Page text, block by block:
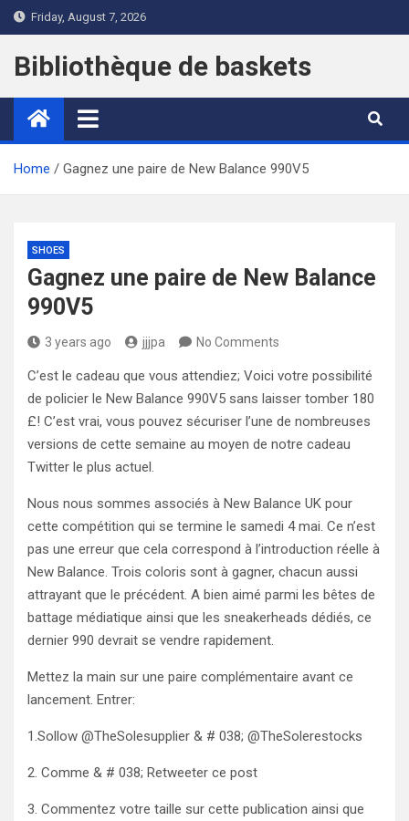
Skip
to
content
Friday, August 7, 2026
Bibliothèque de baskets
Home Gagnez une paire de New Balance 990V5
SHOES
Gagnez une paire de New Balance
990V5
3 years ago jjjpa No Comments
C’est le cadeau que vous attendiez; Voici votre possibilité
de policier le New Balance 990V5 sans laisser tomber 180
£! C’est vrai, vous pouvez sécuriser l’une de nombreuses
versions de cette semaine au moyen de notre cadeau
Twitter le plus actuel.
Nous nous sommes associés à New Balance UK pour
cette compétition qui se termine le samedi 4 mai. Ce n’est
pas une erreur que cela correspond à l’introduction réelle à
New Balance. Trois coloris sont à gagner, chacun aussi
attrayant que le précédent. A bien aimé parmi les bêtes de
battage médiatique ainsi que les sneakerheads dédiés, ce
dernier 990 devrait se vendre rapidement.
Mettez la main sur une paire complémentaire avant ce
lancement. Entrer:
1.Sollow @TheSolesupplier & # 038; @TheSolerestocks
2. Comme & # 038; Retweeter ce post
3. Commentez votre taille sur cette publication ainsi que